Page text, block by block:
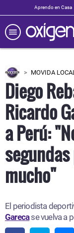
Aprendo en Casa
MOVIDA
Diego
Ricardo
a Perú:
mucho"
El periodista
Garecase vuelva a